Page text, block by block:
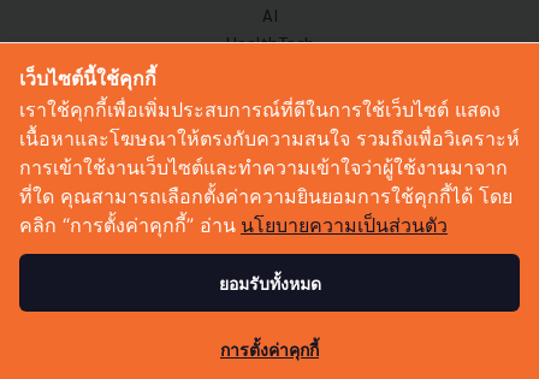
AI
HealthTech
Corp Innov
Saucy Thoughts
Based On
Sustainable
Videos
Podcast
© Copyright 2026 :Techsauce All rights reserved.
เว็บไซต์นี้ใช้คุกกี้
เราใช้คุกกี้เพื่อเพิ่มประสบการณ์ที่ดีในการใช้เว็บไซต์ แสดง
เนื้อหาและโฆษณาให้ตรงกับความสนใจ รวมถึงเพื่อวิเคราะห์
การเข้าใช้งานเว็บไซต์และทำความเข้าใจว่าผู้ใช้งานมาจาก
ที่ใด คุณสามารถเลือกตั้งค่าความยินยอมการใช้คุกกี้ได้ โดย
คลิก “การตั้งค่าคุกกี้” อ่าน นโยบายความเป็นส่วนตัว
ยอมรับทั้งหมด
การตั้งค่าคุกกี้